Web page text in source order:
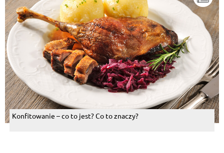
Konfitowanie – co to jest? Co to znaczy?